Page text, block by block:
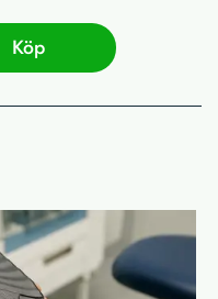
Köp